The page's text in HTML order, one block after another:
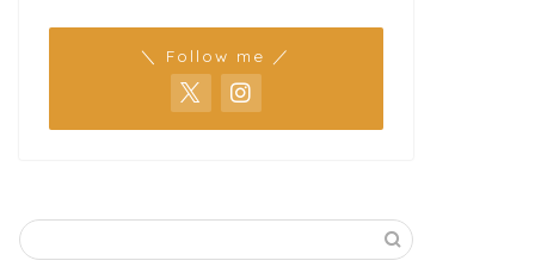
＼ Follow me ／